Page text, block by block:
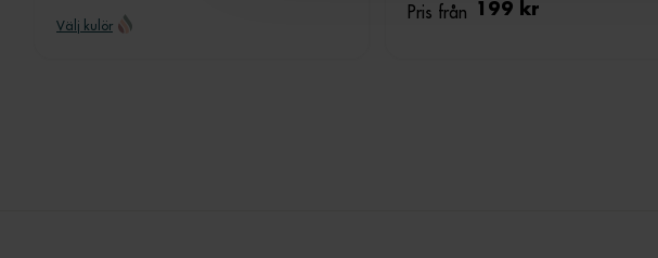
Välj kulör
Pris från 199 kr